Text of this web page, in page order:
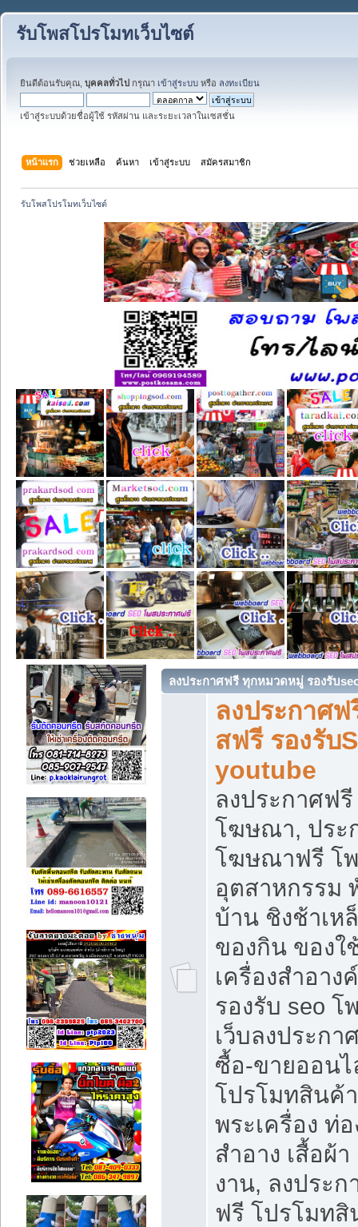
รับโพสโปรโมทเว็บไซต์
ยินดีต้อนรับคุณ, บุคคลทั่วไป กรุณา เข้าสู่ระบบ หรือ ลงทะเบียน
เข้าสู่ระบบด้วยชื่อผู้ใช้ รหัสผ่าน และระยะเวลาในเซสชั่น
หน้าแรก ช่วยเหลือ ค้นหา เข้าสู่ระบบ สมัครสมาชิก
รับโพสโปรโมทเว็บไซต์
ลงประกาศฟรี ทุกหมวดหมู่ รองรับ
ลงประกาศ
สฟรี รองรับ
youtube
ลงประกาศฟ
โฆษณา, ประ
โฆษณาฟรี โ
อุตสาหกรรม
บ้าน ชิงช้าเห
ของกิน ของใ
เครื่องสำอา
รองรับ seo โ
เว็บลงประก
ซื้อ-ขายออน
โปรโมทสินค้
พระเครื่อง ท่อ
สำอาง เสื้อผ้
งาน, ลงประ
ฟรี โปรโมท